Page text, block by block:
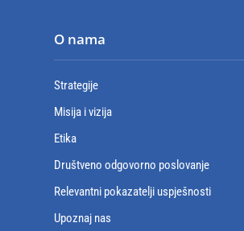
O nama
Strategije
Misija i vizija
Etika
Društveno odgovorno poslovanje
Relevantni pokazatelji uspješnosti
Upoznaj nas